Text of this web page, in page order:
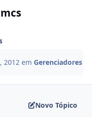
2012 emGerenciadores
Novo Tópico